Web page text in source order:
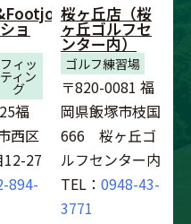
ョ
フィッ
ティン
グ
福
西区
12-27
894-
桜ヶ丘店（桜
ヶ丘ゴルフセ
ンター内）
ゴルフ練習場
〒820-0081 福
岡県飯塚市枝国
666 桜ヶ丘ゴ
ルフセンター内
TEL： 0948-43-
3771